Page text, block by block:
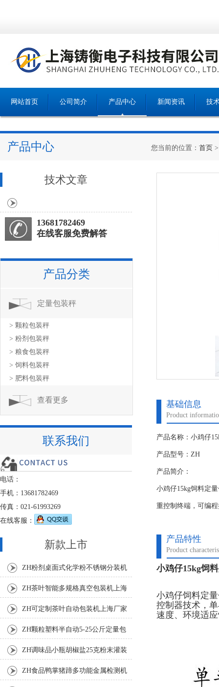
网站首页 公司简介 产品中心 新闻资讯 技
产品中心 您当前的位置： 首页
基础信息
Product
产品名称：小鸡仔
产品型号：ZH
产品简介：
小鸡仔15kg饲料定
重控制终端，可编
产品特性
Product
小鸡仔15kg饲
小鸡仔饲料定
控制器技术，
速度、环境适
技术文章
13681782469
在线客服免费解答
产品分类
定量包装秤
> 颗粒包装秤
> 粉剂包装秤
> 粮食包装秤
> 饲料包装秤
> 肥料包装秤
查看更多
联系我们
电话：
手机：13681782469
传真：021-61993269
在线客服：
新款上市
ZH粉剂桌面式化学粉不锈钢分装机
ZH茶叶智能多规格真空包装机上海
厂家 ZH可定制茶叶自动包装机上海厂家
ZH颗粒塑料半自动5-25公斤定量包
装机 ZH调味品小瓶胡椒盐25克粉末灌装
ZH食品鸭掌猪蹄多功能金属检测机